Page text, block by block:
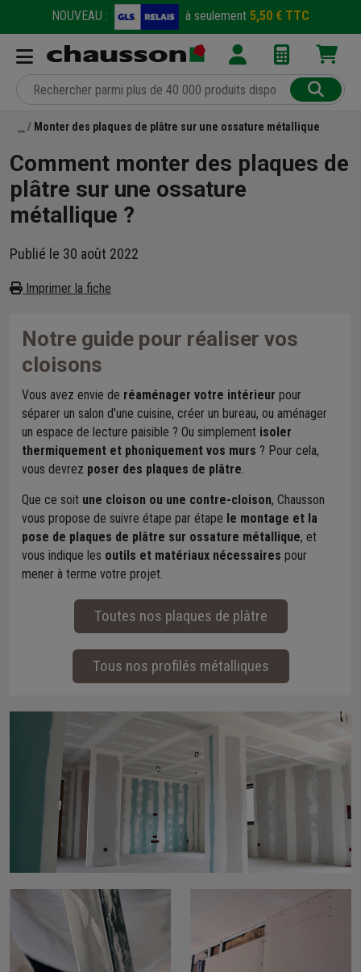
NOUVEAU : à seulement 5,50 € TTC
Monter des plaques de plâtre sur une ossature métallique
Comment monter des plaques de
plâtre sur une ossature
métallique ?
Publié le 30 août 2022
Imprimer la fiche
Notre guide pour réaliser vos
cloisons
Vous avez envie de réaménager votre intérieur pour
séparer un salon d'une cuisine, créer un bureau, ou aménager
un espace de lecture paisible ? Ou simplement isoler
thermiquement et phoniquement vos murs ? Pour cela,
vous devrez poser des plaques de plâtre.
Que ce soit une cloison ou une contre-cloison, Chausson
vous propose de suivre étape par étape le montage et la
pose de plaques de plâtre sur ossature métallique, et
vous indique les outils et matériaux nécessaires pour
mener à terme votre projet.
Toutes nos plaques de plâtre
Tous nos profilés métalliques